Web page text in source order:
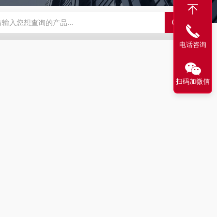
63721-83-5 SALK0012SolarFluor680抗体标记试剂盒 G1064
电话咨询
扫码加微信